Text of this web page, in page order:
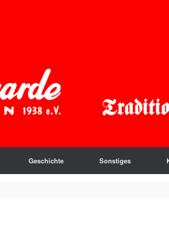
Geschichte Sonstiges